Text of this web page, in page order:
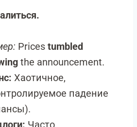
Prices tumbled
the announcement.
Хаотичное,
падение
Часто